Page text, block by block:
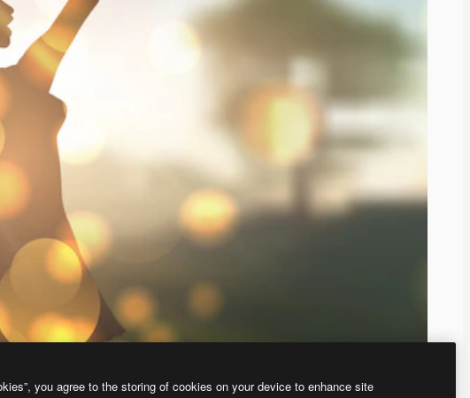
you agree to the storing of cookies on your device to enhance site